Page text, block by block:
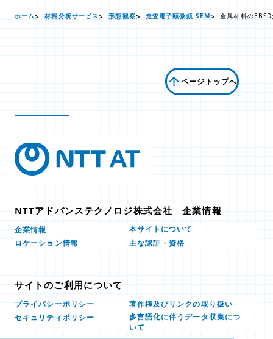
ホーム 材料分析サービス 形態観察 走査電子顕微鏡 SEM 金属材料の
ページトップへ
NTTアドバンステクノロジ株式会社 企業情報
企業情報
本サイトについて
ロケーション情報
主な認証・資格
サイトのご利用について
プライバシーポリシー
著作権及びリンクの取り扱い
セキュリティポリシー
多言語化に伴うデータ収集につ
いて